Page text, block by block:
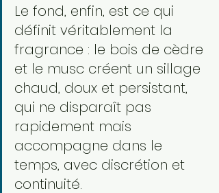
Le fond, enfin, est ce qui
définit véritablement la
fragrance : le bois de cèdre
et le musc créent un sillage
chaud, doux et persistant,
qui ne disparaît pas
rapidement mais
accompagne dans le
temps, avec discrétion et
continuité.